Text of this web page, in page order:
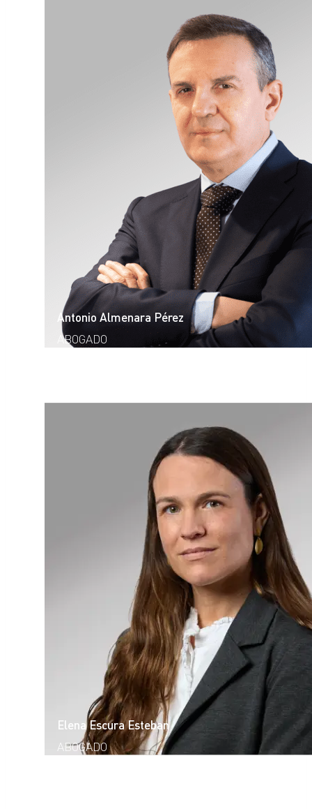
Antonio Almenara Pérez
ABOGADO
Elena Escura Esteban
ABOGADO